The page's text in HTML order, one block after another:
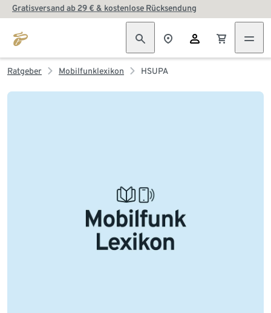
Gratisversand ab 29 € & kostenlose Rücksendung
Ratgeber Mobilfunklexikon HSUPA